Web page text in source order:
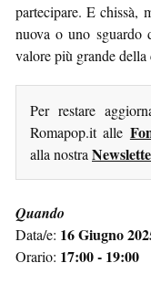
partecipare. E chissà,
nuova o uno sguardo
valore più grande della
Per restare
Romapop.it alle
alla nostra
Quando
Data/e: 16 Giugno
Orario: 17:00 - 19:00